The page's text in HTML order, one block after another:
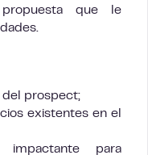
que le
del prospect;
existentes en el
impactante para